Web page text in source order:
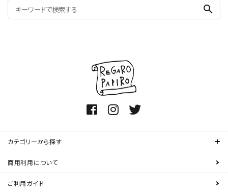
search
カテゴリーから探す
商用利用について
ご利用ガイド